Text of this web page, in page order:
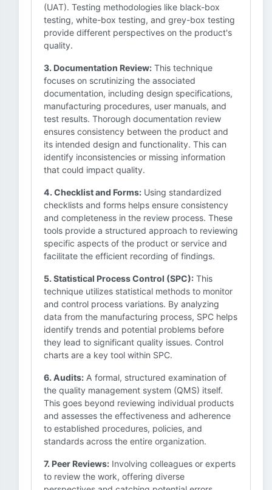
(UAT). Testing methodologies like black-box
testing, white-box testing, and grey-box testing
provide different perspectives on the product's
quality.
3. Documentation Review: This technique
focuses on scrutinizing the associated
documentation, including design specifications,
manufacturing procedures, user manuals, and
test results. Thorough documentation review
ensures consistency between the product and
its intended design and functionality. This can
identify inconsistencies or missing information
that could impact quality.
4. Checklist and Forms: Using standardized
checklists and forms helps ensure consistency
and completeness in the review process. These
tools provide a structured approach to reviewing
specific aspects of the product or service and
facilitate the efficient recording of findings.
5. Statistical Process Control (SPC): This
technique utilizes statistical methods to monitor
and control process variations. By analyzing
data from the manufacturing process, SPC helps
identify trends and potential problems before
they lead to significant quality issues. Control
charts are a key tool within SPC.
6. Audits: A formal, structured examination of
the quality management system (QMS) itself.
This goes beyond reviewing individual products
and assesses the effectiveness and adherence
to established procedures, policies, and
standards across the entire organization.
7. Peer Reviews: Involving colleagues or experts
to review the work, offering diverse